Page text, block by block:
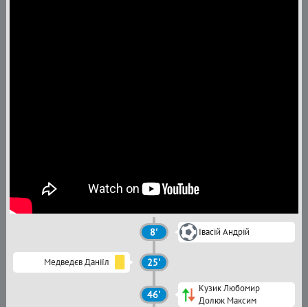
8' Івасій Андрій
Медведєв Даніїл 25'
46'
Кузик Любомир
Долюк Максим